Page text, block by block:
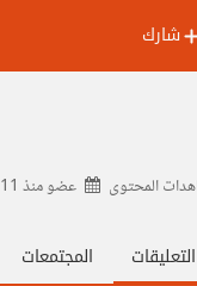
شارك
عضو منذ 11 سنةً
التعليقات المجتمعات